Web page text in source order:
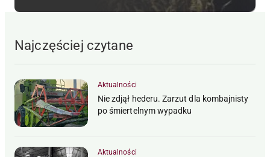
Najczęściej czytane
Aktualności
Nie zdjął hederu. Zarzut dla kombajnisty
po śmiertelnym wypadku
Aktualności